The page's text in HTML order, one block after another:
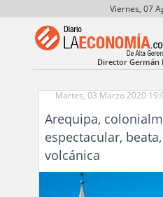
Viernes, 07
Director Germán
Martes, 03 Marzo 2020
Arequipa,
espectacular,
volcánica